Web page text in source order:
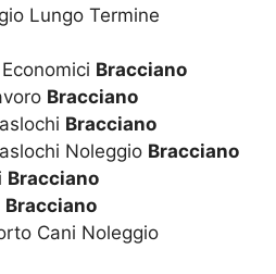
Lungo Termine
Bracciano
Bracciano
Bracciano
Noleggio Bracciano
Bracciano
Bracciano
Cani Noleggio